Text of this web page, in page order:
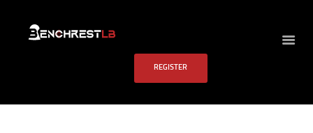
REGISTER
BENCHREST LB
ABOUT US